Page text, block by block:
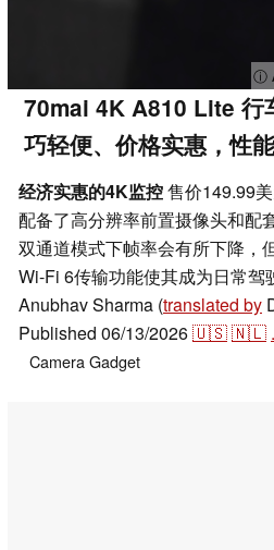
ⓘ
70mai 4K A810 Lite 行
巧轻便、价格实惠，性
经济实惠的4K监控售价149.99
配备了高分辨率前置摄像头和配
双通道模式下帧率会有所下降，
Wi-Fi 6传输功能使其成为日常驾
Anubhav Sharma (translated by
Published 06/13/2026🇺🇸🇳🇱
CameraGadget